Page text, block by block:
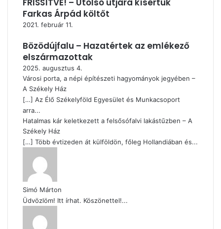
FRISSÍTVE! – Utolsó útjára kísértük
Farkas Árpád költőt
2021. február 11.
Bözödújfalu – Hazatértek az emlékező
elszármazottak
2025. augusztus 4.
Városi porta, a népi építészeti hagyományok jegyében –
A Székely Ház
[…] Az Élő Székelyföld Egyesület és Munkacsoport
arra...
Hatalmas kár keletkezett a felsősófalvi lakástűzben – A
Székely Ház
[…] Több évtizeden át külföldön, főleg Hollandiában és...
Simó Márton
Üdvözlöm! Itt írhat. Köszönettel!...